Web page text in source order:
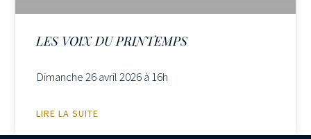
LES VOIX DU PRINTEMPS
Dimanche 26 avril 2026 à 16h
LIRE LA SUITE